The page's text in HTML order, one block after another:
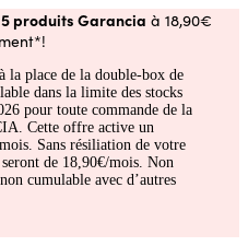
5 produits Garancia à 18,90€
la place de la double-box de
dans la limite des stocks
pour toute commande de la
Cette offre active un
Sans résiliation de votre
de 18,90€/mois. Non
cumulable avec d’autres